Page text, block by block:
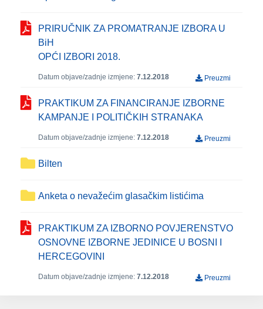
PRIRUČNIK ZA PROMATRANJE IZBORA U
BiH
OPĆI IZBORI 2018.
Datum objave/zadnje izmjene: 7.12.2018 Preuzmi
PRAKTIKUM ZA FINANCIRANJE IZBORNE
KAMPANJE I POLITIČKIH STRANAKA
Datum objave/zadnje izmjene: 7.12.2018 Preuzmi
Bilten
Anketa o nevažećim glasačkim listićima
PRAKTIKUM ZA IZBORNO POVJERENSTVO
OSNOVNE IZBORNE JEDINICE U BOSNI I
HERCEGOVINI
Datum objave/zadnje izmjene: 7.12.2018 Preuzmi